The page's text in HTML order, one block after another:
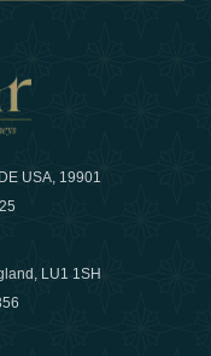
USA, 19901
LU1 1SH